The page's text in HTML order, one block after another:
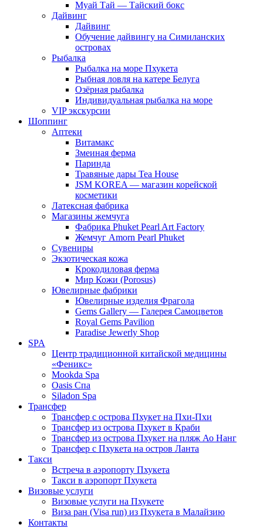
Муай Тай — Тайский бокс
Дайвинг
Дайвинг
Обучение дайвингу на Симиланских
островах
Рыбалка
Рыбалка на море Пхукета
Рыбная ловля на катере Белуга
Озёрная рыбалка
Индивидуальная рыбалка на море
VIP экскурсии
Шоппинг
Аптеки
Витамакс
Змеиная ферма
Паринда
Травяные дары Tea House
JSM KOREA — магазин корейской
косметики
Латексная фабрика
Магазины жемчуга
Фабрика Phuket Pearl Art Factory
Жемчуг Amorn Pearl Phuket
Сувениры
Экзотическая кожа
Крокодиловая ферма
Мир Кожи (Porosus)
Ювелирные фабрики
Ювелирные изделия Фрагола
Gems Gallery — Галерея Самоцветов
Royal Gems Pavilion
Paradise Jewerly Shop
SPA
Центр традиционной китайской медицины
«Феникс»
Mookda Spa
Oasis Спа
Siladon Spa
Трансфер
Трансфер с острова Пхукет на Пхи-Пхи
Трансфер из острова Пхукет в Краби
Трансфер из острова Пхукет на пляж Ао Нанг
Трансфер с Пхукета на остров Ланта
Такси
Встреча в аэропорту Пхукета
Такси в аэропорт Пхукета
Визовые услуги
Визовые услуги на Пхукете
Виза ран (Visa run) из Пхукета в Малайзию
Контакты